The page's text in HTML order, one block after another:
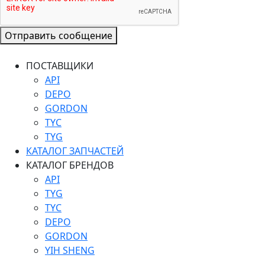
Отправить сообщение
ПОСТАВЩИКИ
API
DEPO
GORDON
TYC
TYG
КАТАЛОГ ЗАПЧАСТЕЙ
КАТАЛОГ БРЕНДОВ
API
TYG
TYC
DEPO
GORDON
YIH SHENG